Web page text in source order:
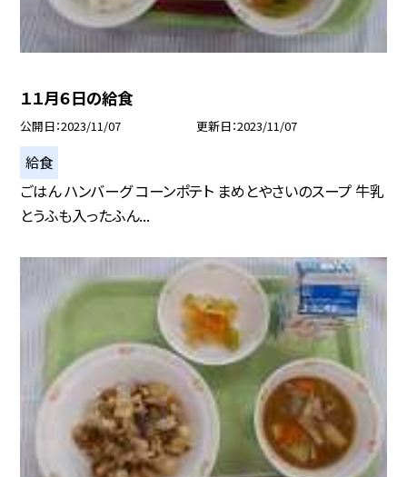
１１月６日の給食
公開日 2023/11/07 更新日 2023/11/07
給食
ごはん ハンバーグ コーンポテト まめとやさいのスープ 牛乳
とうふも入ったふん...